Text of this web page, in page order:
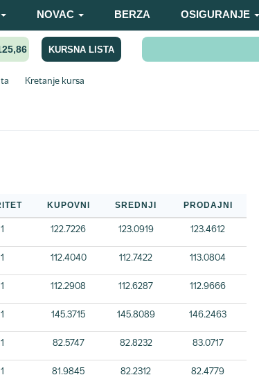
NOVAC BERZA OSIGURANJE
KURSNA LISTA
Kretanje kursa
KUPOVNI SREDNJI PRODAJNI
1 122.7226 123.0919 123.4612
1 112.4040 112.7422 113.0804
1 112.2908 112.6287 112.9666
1 145.3715 145.8089 146.2463
1 82.5747 82.8232 83.0717
1 81.9845 82.2312 82.4779